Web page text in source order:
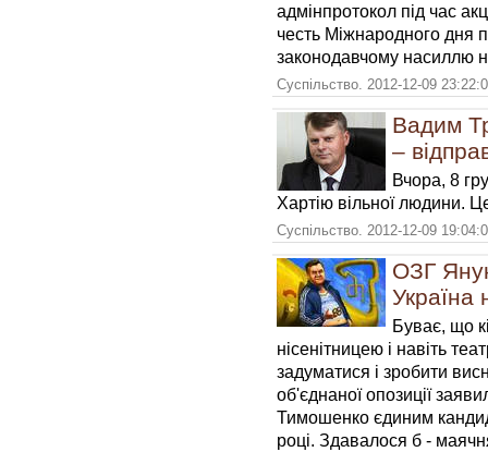
адмінпротокол під час
честь Міжнародного дня
законодавчому насиллю
Суспільство. 2012-12-09
Вадим
–
Вчора, 8
Хартію вільної людини.
Суспільство. 2012-12-09
ОЗГ
Україна
Буває, що
нісенітницею і навіть
задуматися і зробити
об'єднаної опозиції
Тимошенко єдиним
році. Здавалося б -